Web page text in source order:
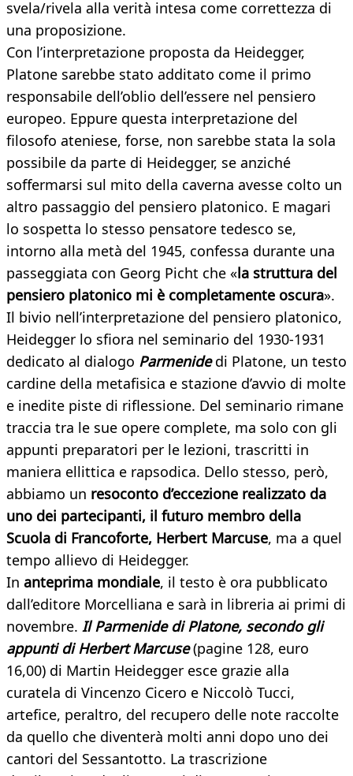
svela/rivela alla verità intesa come correttezza di
una proposizione.
Con l’interpretazione proposta da Heidegger,
Platone sarebbe stato additato come il primo
responsabile dell’oblio dell’essere nel pensiero
europeo. Eppure questa interpretazione del
filosofo ateniese, forse, non sarebbe stata la sola
possibile da parte di Heidegger, se anziché
soffermarsi sul mito della caverna avesse colto un
altro passaggio del pensiero platonico. E magari
lo sospetta lo stesso pensatore tedesco se,
intorno alla metà del 1945, confessa durante una
passeggiata con Georg Picht che «la struttura del
pensiero platonico mi è completamente oscura».
Il bivio nell’interpretazione del pensiero platonico,
Heidegger lo sfiora nel seminario del 1930-1931
dedicato al dialogo Parmenide di Platone, un testo
cardine della metafisica e stazione d’avvio di molte
e inedite piste di riflessione. Del seminario rimane
traccia tra le sue opere complete, ma solo con gli
appunti preparatori per le lezioni, trascritti in
maniera ellittica e rapsodica. Dello stesso, però,
abbiamo un resoconto d’eccezione realizzato da
uno dei partecipanti, il futuro membro della
Scuola di Francoforte, Herbert Marcuse, ma a quel
tempo allievo di Heidegger.
In anteprima mondiale, il testo è ora pubblicato
dall’editore Morcelliana e sarà in libreria ai primi di
novembre. Il Parmenide di Platone, secondo gli
appunti di Herbert Marcuse(pagine 128, euro
16,00) di Martin Heidegger esce grazie alla
curatela di Vincenzo Cicero e Niccolò Tucci,
artefice, peraltro, del recupero delle note raccolte
da quello che diventerà molti anni dopo uno dei
cantori del Sessantotto. La trascrizione